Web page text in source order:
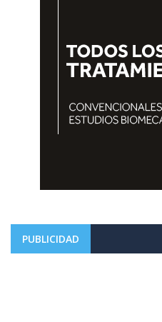
PUBLICIDAD